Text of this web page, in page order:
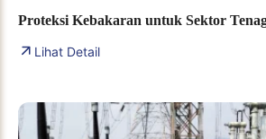
Proteksi Kebakaran untuk Sektor
Lihat Detail